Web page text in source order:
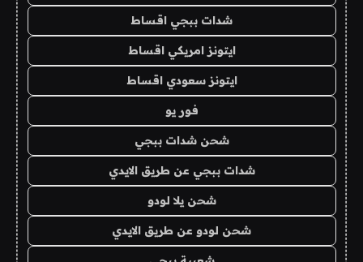
شدات ببجي اقساط
ايتونز امريكي اقساط
ايتونز سعودي اقساط
فور يو
شحن شدات ببجي
شدات ببجي عن طريق الايدي
شحن يلا لودو
شحن لودو عن طريق الايدي